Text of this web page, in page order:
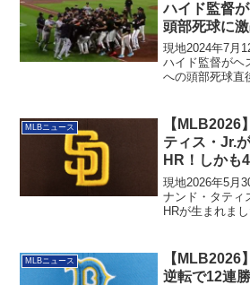
ハイド監督
頭部死球に
ー案件に
現地2024年7月
ハイド監督がヘ
への頭部死球直
MLBニュース
【MLB2026
ティス・Jr.
HR！しかも
大の一発
現地2026年5月
ナンド・タティ
HRが生まれま
451ft（137.5m
MLBニュース
【MLB2026
逆転で12連